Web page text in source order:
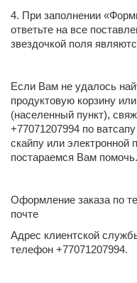
4. При заполнении
ответьте на все
звездочкой поля
Если Вам не удалось
продуктовую корзину
(населенный пункт),
+77071207994 по
скайпу или электронной
постараемся Вам помочь.
Оформление заказа по
почте
Адрес клиентской
телефон +77071207994.